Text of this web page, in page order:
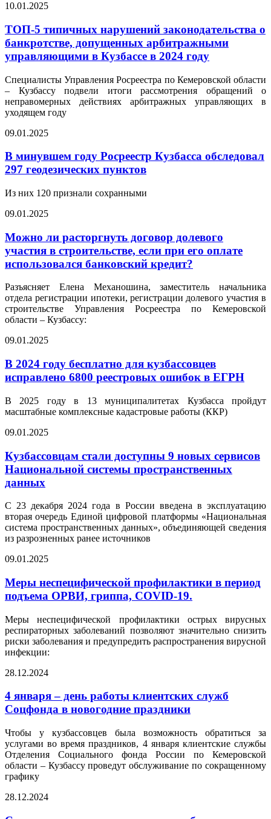
10.01.2025
ТОП-5 типичных нарушений законодательства о
банкротстве, допущенных арбитражными
управляющими в Кузбассе в 2024 году
Специалисты Управления Росреестра по Кемеровской области
– Кузбассу подвели итоги рассмотрения обращений о
неправомерных действиях арбитражных управляющих в
уходящем году
09.01.2025
В минувшем году Росреестр Кузбасса обследовал
297 геодезических пунктов
Из них 120 признали сохранными
09.01.2025
Можно ли расторгнуть договор долевого
участия в строительстве, если при его оплате
использовался банковский кредит?
Разъясняет Елена Механошина, заместитель начальника
отдела регистрации ипотеки, регистрации долевого участия в
строительстве Управления Росреестра по Кемеровской
области – Кузбассу:
09.01.2025
В 2024 году бесплатно для кузбассовцев
исправлено 6800 реестровых ошибок в ЕГРН
В 2025 году в 13 муниципалитетах Кузбасса пройдут
масштабные комплексные кадастровые работы (ККР)
09.01.2025
Кузбассовцам стали доступны 9 новых сервисов
Национальной системы пространственных
данных
С 23 декабря 2024 года в России введена в эксплуатацию
вторая очередь Единой цифровой платформы «Национальная
система пространственных данных», объединяющей сведения
из разрозненных ранее источников
09.01.2025
Меры неспецифической профилактики в период
подъема ОРВИ, гриппа, COVID-19.
Меры неспецифической профилактики острых вирусных
респираторных заболеваний позволяют значительно снизить
риски заболевания и предупредить распространения вирусной
инфекции:
28.12.2024
4 января – день работы клиентских служб
Соцфонда в новогодние праздники
Чтобы у кузбассовцев была возможность обратиться за
услугами во время праздников, 4 января клиентские службы
Отделения Социального фонда России по Кемеровской
области – Кузбассу проведут обслуживание по сокращенному
графику
28.12.2024